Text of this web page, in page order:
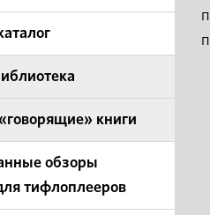
книги
обзоры
тифлоплееров